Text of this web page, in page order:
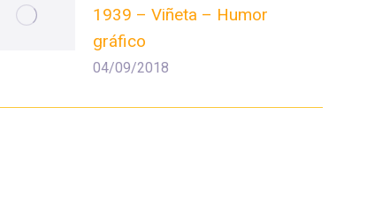
1939 – Viñeta – Humor
gráfico
04/09/2018